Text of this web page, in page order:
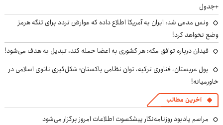
+جدول
ونس مدعی شد: ایران به آمریکا اطلاع داده که عوارض تردد برای تنگه هرمز
وضع نخواهد کرد!
فیدان درباره توافق مکه: هر کشوری به اعضا حمله کند، تبدیل به هدف می‌شود!
پول عربستان، فناوری ترکیه، توان نظامی پاکستان؛ شکل‌گیری ناتوی اسلامی در
خاورمیانه!
آخرین مطالب
مراسم یادبود روزنامه‌نگار پیشکسوت اطلاعات امروز برگزار می‌شود